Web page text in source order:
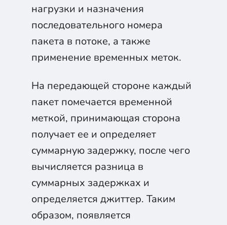
нагрузки и назначения
последовательного номера
пакета в потоке, а также
применение временных меток.
На передающей стороне каждый
пакет помечается временной
меткой, принимающая сторона
получает ее и определяет
суммарную задержку, после чего
вычисляется разница в
суммарных задержках и
определяется джиттер. Таким
образом, появляется